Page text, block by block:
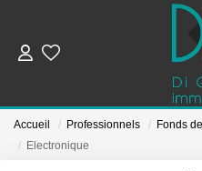
ESTIMER ET
Accueil Professionnels Fonds
Electronique